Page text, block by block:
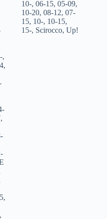
,
,
,
,
,
10-,06-15,05-09,
10-20,08-12,07-
15, 10-, 10-15,
15-, Scirocco,Up!